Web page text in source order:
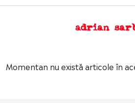
adrian
Momentan nu există articole în